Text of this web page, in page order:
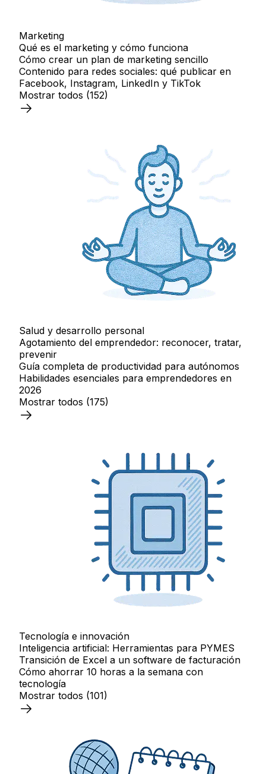
Marketing
Qué es el marketing y cómo funciona
Cómo crear un plan de marketing sencillo
Contenido para redes sociales: qué publicar en
Facebook, Instagram, LinkedIn y TikTok
Mostrar todos (152)
Salud y desarrollo personal
Agotamiento del emprendedor: reconocer, tratar,
prevenir
Guía completa de productividad para autónomos
Habilidades esenciales para emprendedores en
2026
Mostrar todos (175)
Tecnología e innovación
Inteligencia artificial: Herramientas para PYMES
Transición de Excel a un software de facturación
Cómo ahorrar 10 horas a la semana con
tecnología
Mostrar todos (101)